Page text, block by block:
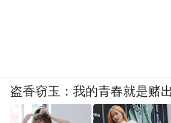
盗香窃玉：我的青春就是赌